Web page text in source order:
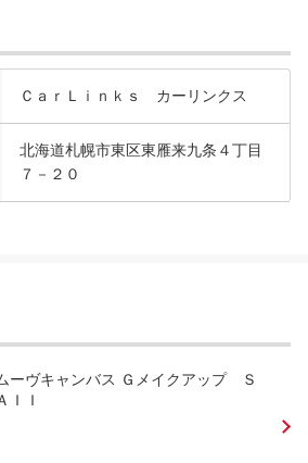
ＣａｒＬｉｎｋｓ カーリンクス
北海道札幌市東区東雁来九条４丁目
７－２０
ーヴキャンバス Ｇメイクアップ Ｓ
ＩＩ